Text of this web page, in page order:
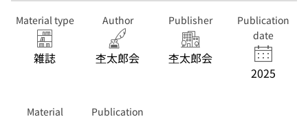
Material type
雑誌
Author
杢太郎会
Publisher
杢太郎会
Publication
date
2025
Material
Publication